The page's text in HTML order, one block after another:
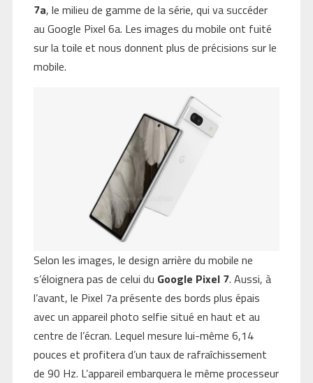
7a, le milieu de gamme de la série, qui va succéder
au Google Pixel 6a. Les images du mobile ont fuité
sur la toile et nous donnent plus de précisions sur le
mobile.
Selon les images, le design arrière du mobile ne
s’éloignera pas de celui du Google Pixel 7. Aussi, à
l’avant, le Pixel 7a présente des bords plus épais
avec un appareil photo selfie situé en haut et au
centre de l’écran. Lequel mesure lui-même 6,14
pouces et profitera d’un taux de rafraîchissement
de 90 Hz. L’appareil embarquera le même processeur